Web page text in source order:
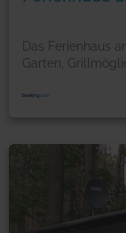
Das Ferienhaus
Garten,